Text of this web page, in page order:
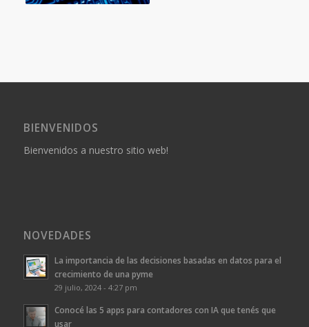
BIENVENIDOS
Bienvenidos a nuestro sitio web!
NOVEDADES
La importancia de las decisiones basadas en datos para el
crecimiento de una pyme
29 julio, 2024 - 4:27 pm
Conocé las 5 apps para contadores con IA que tenés que
usar